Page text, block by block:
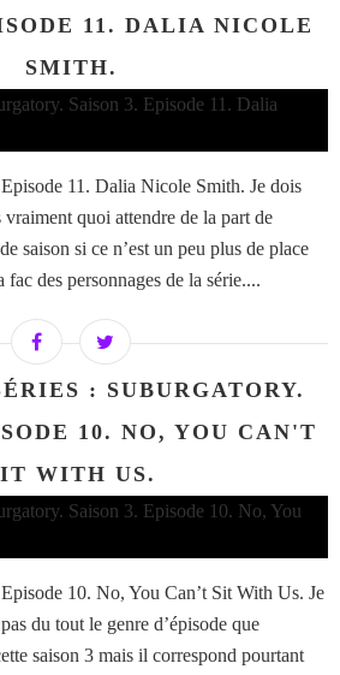
11. DALIA NICOLE
SMITH.
11. Dalia Nicole Smith. Je dois
vraiment quoi attendre de la part de
saison si ce n’est un peu plus de place
des personnages de la série....
: SUBURGATORY.
10. NO, YOU CAN'T
WITH US.
10. No, You Can’t Sit With Us. Je
du tout le genre d’épisode que
saison 3 mais il correspond pourtant